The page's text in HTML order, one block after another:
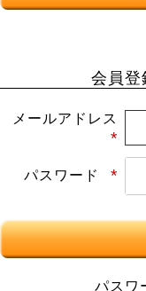
会員登
メールアドレス
須)
パスワード
パスワ